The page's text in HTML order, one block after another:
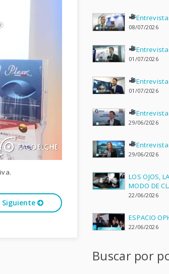
Siguiente
08/07/2026
01/07/2026
01/07/2026
29/06/2026
29/06/2026
LOS OJOS,
MODO DE
22/06/2026
ESPACIO
22/06/2026
Buscar por